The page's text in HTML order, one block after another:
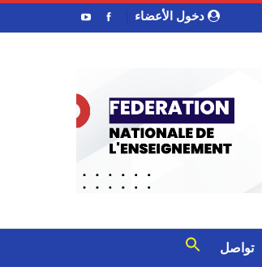
دخول الأعضاء
تواصل